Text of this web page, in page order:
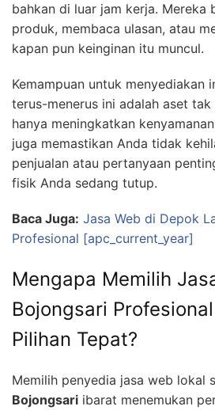
bahkan di luar jam kerja. Mereka
produk, membaca ulasan, atau
kapan pun keinginan itu muncul.
Kemampuan untuk menyediakan
terus-menerus ini adalah aset
hanya meningkatkan
juga memastikan Anda tidak
penjualan atau pertanyaan
fisik Anda sedang tutup.
Baca Juga: Jasa Web di Depok
Profesional [apc_current_year]
Mengapa Memilih
Bojongsari
Pilihan Tepat?
Memilih penyedia jasa web lokal
Bojongsari ibarat menemukan